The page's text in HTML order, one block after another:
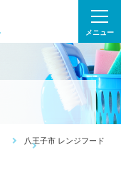
メニュー
八王子市 レンジフード